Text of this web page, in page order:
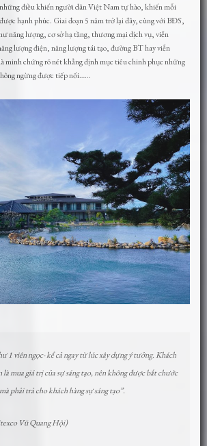
điều khiến người dân Việt Nam tự hào, khiến mỗi
hạnh phúc. Giai đoạn 5 năm trở lại đây, cùng với BĐS,
năng lượng, cơ sở hạ tầng, thương mại dịch vụ, viễn
lượng điện, năng lượng tái tạo, đường BT hay viễn
minh chứng rõ nét khẳng định mục tiêu chinh phục những
ngừng được tiếp nối……
1 viên ngọc- kể cả ngay từ lúc xây dựng ý tưởng. Khách
là mua giá trị của sự sáng tạo, nên không được bắt chước
phải trả cho khách hàng sự sáng tạo”.
Vũ Quang Hội)